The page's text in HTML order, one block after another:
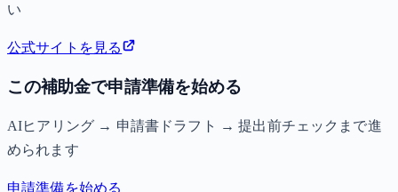
い
公式サイトを見る
この補助金で申請準備を始める
AIヒアリング → 申請書ドラフト → 提出前チェックまで進
められます
申請準備を始める